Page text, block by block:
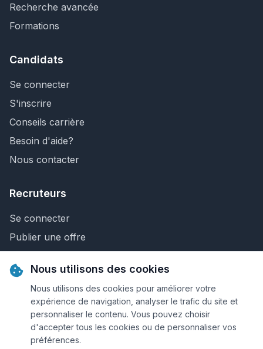
Recherche avancée
Formations
Candidats
Se connecter
S'inscrire
Conseils carrière
Besoin d'aide?
Nous contacter
Recruteurs
Se connecter
Publier une offre
Nous contacter
© 2026 Keejob.com. Tous droits réservés.
Conditions et règlement
Nous utilisons des cookies
Nous utilisons des cookies pour améliorer votre
expérience de navigation, analyser le trafic du site et
personnaliser le contenu. Vous pouvez choisir
d'accepter tous les cookies ou de personnaliser vos
préférences.